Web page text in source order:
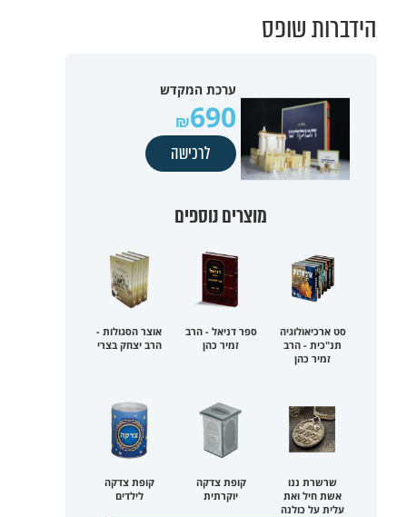
הידברות שופס
ערכת המקדש
690
לרכישה
מוצרים נוספים
סט ארכיאולוגיה
תנ"כית - הרב
זמיר כהן
ספר דניאל - הרב
זמיר כהן
אוצר הסגולות -
הרב יצחק בצרי
שרשרת ננו
אשת חיל ואת
עלית על כולנה
קופת צדקה
יוקרתית
קופת צדקה
לילדים